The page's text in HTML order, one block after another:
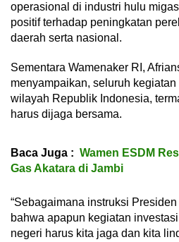
operasional di industri hulu
positif terhadap peningkatan
daerah serta nasional.
Sementara Wamenaker RI,
menyampaikan, seluruh
wilayah Republik Indonesia,
harus dijaga bersama.
Baca Juga : Wamen ESDM
Gas Akatara di Jambi
“Sebagaimana instruksi
bahwa apapun kegiatan
negeri harus kita jaga dan kita